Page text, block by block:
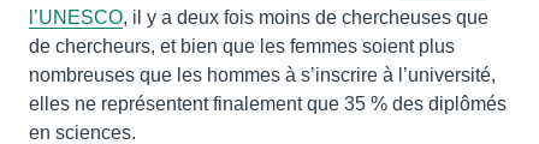
l’UNESCO, il y a deux fois moins de chercheuses que
de chercheurs, et bien que les femmes soient plus
nombreuses que les hommes à s’inscrire à l’université,
elles ne représentent finalement que 35 % des diplômés
en sciences.